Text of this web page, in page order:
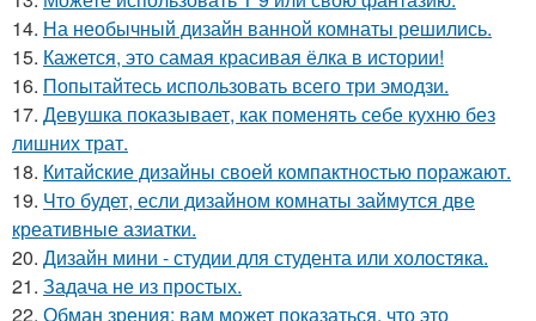
14. На необычный дизайн ванной комнаты решились.
15. Кажется, это самая красивая ёлка в истории!
16. Попытайтесь использовать всего три эмодзи.
17. Девушка показывает, как поменять себе кухню без
лишних трат.
18. Китайские дизайны своей компактностью поражают.
19. Что будет, если дизайном комнаты займутся две
креативные азиатки.
20. Дизайн мини - студии для студента или холостяка.
21. Задача не из простых.
22. Обман зрения: вам может показаться, что это